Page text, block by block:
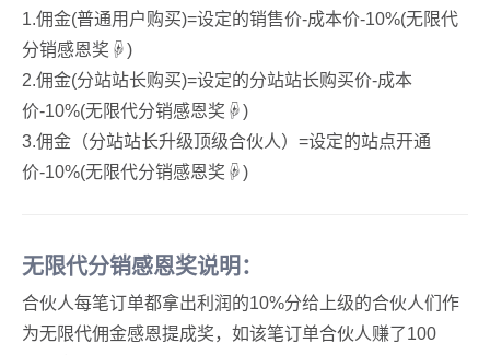
1.佣金(普通用户购买)=设定的销售价-成本价-10%(无限代
分销感恩奖☟)
2.佣金(分站站长购买)=设定的分站站长购买价-成本
价-10%(无限代分销感恩奖☟)
3.佣金（分站站长升级顶级合伙人）=设定的站点开通
价-10%(无限代分销感恩奖☟)
无限代分销感恩奖说明：
合伙人每笔订单都拿出利润的10%分给上级的合伙人们作
为无限代佣金感恩提成奖，如该笔订单合伙人赚了100